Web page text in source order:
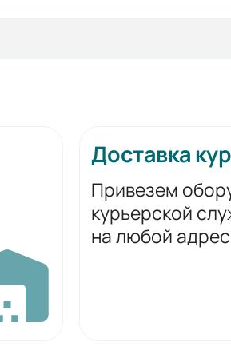
Доставка
Привезем
курьерской
на любой адрес